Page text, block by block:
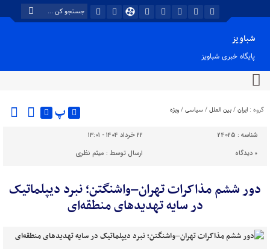
شباویز
پایگاه خبری شباویز
گروه : ایران/بین الملل/سیاسی/ویژه پ
شناسه : 24025
۲۲ خرداد ۱۴۰۴ - ۱۳:۰۱
۰ دیدگاه ارسال توسط : میثم نظری
دور ششم مذاکرات تهران–واشنگتن؛ نبرد دیپلماتیک
در سایه تهدیدهای منطقه‌ای